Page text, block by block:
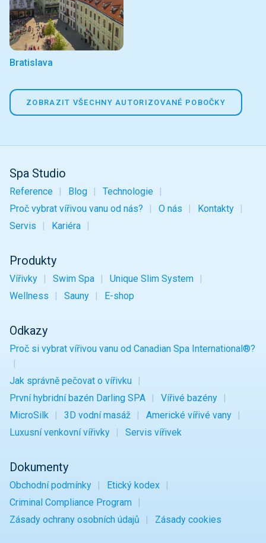
Bratislava
ZOBRAZIT VŠECHNY AUTORIZOVANÉ POBOČKY
Spa Studio
Reference Blog
Technologie
Proč vybrat vířivou vanu od nás?
O nás
Kontakty
Servis
Kariéra
Produkty
Vířivky Swim Spa
Unique Slim System
Wellness
Sauny E-shop
Odkazy
Proč si vybrat vířivou vanu od Canadian Spa International®?
Jak správně pečovat o vířivku
První hybridní bazén Darling SPA
Vířivé bazény
MicroSilk
3D vodní masáž
Americké vířivé vany
Luxusní venkovní vířivky
Servis vířivek
Dokumenty
Obchodní podmínky
Etický kodex
Criminal Compliance Program
Zásady ochrany osobních údajů
Zásady cookies